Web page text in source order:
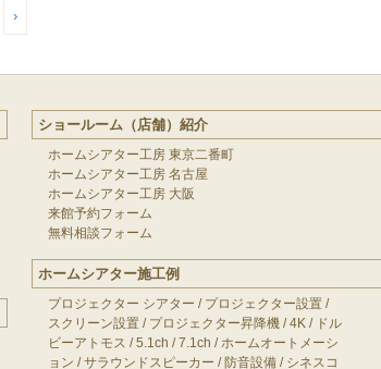
›
ショールーム（店舗）紹介
ホームシアター工房 東京二番町
ホームシアター工房 名古屋
ホームシアター工房 大阪
来館予約フォーム
無料相談フォーム
ホームシアター施工例
プロジェクター シアター / プロジェクター設置/
スクリーン設置/ プロジェクター昇降機/4K / ドル
ビーアトモス /5.1ch /7.1ch / ホームオートメーシ
ョン /サラウンドスピーカー /防音設備/ シネスコ